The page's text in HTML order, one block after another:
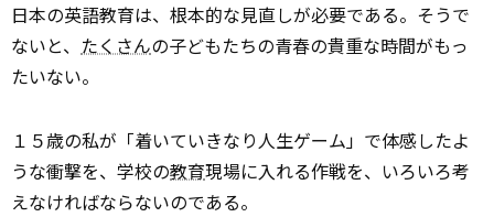
日本の英語教育は、根本的な見直しが必要である。そうで
ないと、 たくさんの子どもたちの青春の貴重な時間がもっ
たいない。
１５歳の私が「着いていきなり人生ゲーム」で体感したよ
うな衝撃を、学校の教育現場に入れる作戦を、いろいろ考
えなければならないのである。